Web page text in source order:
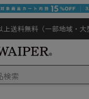
上送料無料（一部地域・大